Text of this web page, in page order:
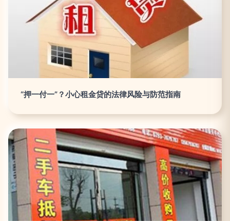
“押一付一”？小心租金贷的法律风险与防范指南